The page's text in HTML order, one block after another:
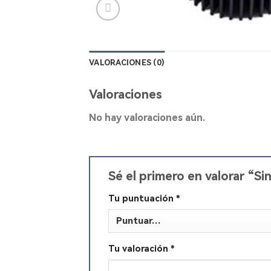
VALORACIONES (0)
Valoraciones
No hay valoraciones aún.
Sé el primero en valorar
Tu puntuación *
Tu valoración *